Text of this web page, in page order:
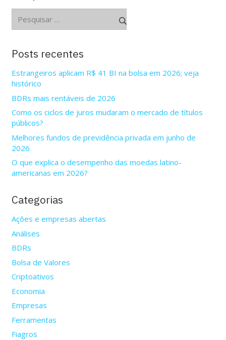
Pesquisar
por:
Posts recentes
Estrangeiros aplicam R$ 41 BI na bolsa em 2026; veja
histórico
BDRs mais rentáveis de 2026
Como os ciclos de juros mudaram o mercado de títulos
públicos?
Melhores fundos de previdência privada em junho de
2026
O que explica o desempenho das moedas latino-
americanas em 2026?
Categorias
Ações e empresas abertas
Análises
BDRs
Bolsa de Valores
Criptoativos
Economia
Empresas
Ferramentas
Fiagros